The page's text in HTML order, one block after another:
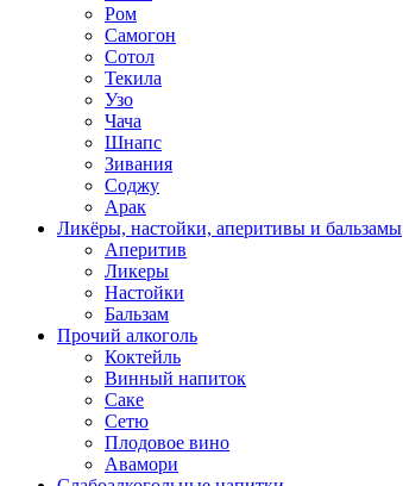
Ром
Самогон
Сотол
Текила
Узо
Чача
Шнапс
Зивания
Соджу
Арак
Ликёры, настойки, аперитивы и бальзамы
Аперитив
Ликеры
Настойки
Бальзам
Прочий алкоголь
Коктейль
Винный напиток
Саке
Сетю
Плодовое вино
Авамори